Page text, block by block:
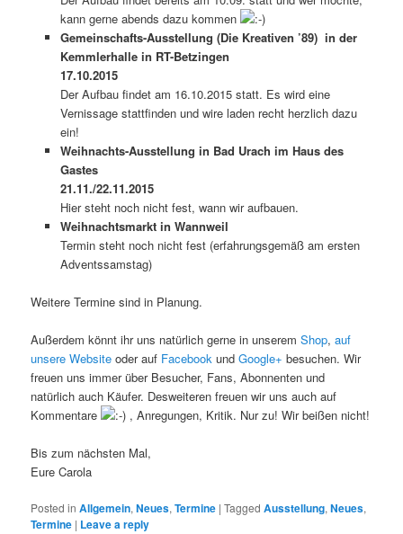
kann gerne abends dazu kommen
Gemeinschafts-Ausstellung (Die Kreativen ’89) in der
Kemmlerhalle in RT-Betzingen
17.10.2015
Der Aufbau findet am 16.10.2015 statt. Es wird eine
Vernissage stattfinden und wire laden recht herzlich dazu
ein!
Weihnachts-Ausstellung in Bad Urach im Haus des
Gastes
21.11./22.11.2015
Hier steht noch nicht fest, wann wir aufbauen.
Weihnachtsmarkt in Wannweil
Termin steht noch nicht fest (erfahrungsgemäß am ersten
Adventssamstag)
Weitere Termine sind in Planung.
Außerdem könnt ihr uns natürlich gerne in unseremShop,auf
unsere Websiteoder auf FacebookundGoogle+ besuchen. Wir
freuen uns immer über Besucher, Fans, Abonnenten und
natürlich auch Käufer. Desweiteren freuen wir uns auch auf
Kommentare
, Anregungen, Kritik. Nur zu! Wir beißen nicht!
Bis zum nächsten Mal,
Eure Carola
Posted in Allgemein,Neues,Termine |Tagged Ausstellung,Neues,
Termine | Leave a reply